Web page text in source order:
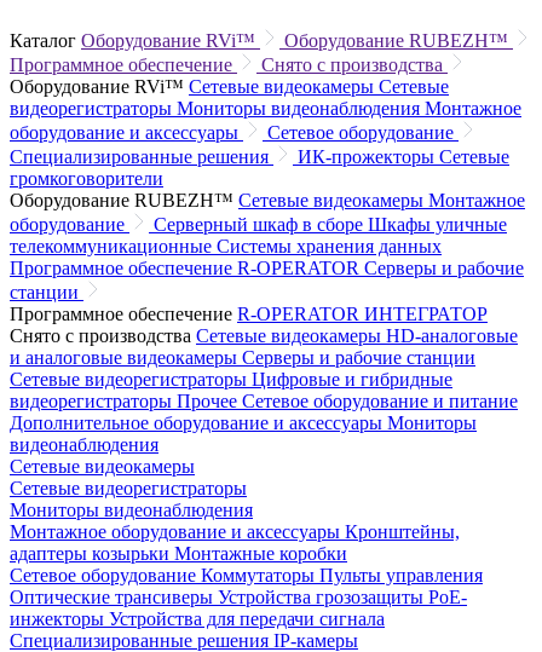
Каталог Оборудование RVi™
Оборудование RUBEZH™
Программное обеспечение
Снято с производства
Оборудование RVi™ Сетевые видеокамеры Сетевые
видеорегистраторы Мониторы видеонаблюдения Монтажное
оборудование и аксессуары
Сетевое оборудование
Специализированные решения
ИК-прожекторы Сетевые
громкоговорители
Оборудование RUBEZH™ Сетевые видеокамеры Монтажное
оборудование
Серверный шкаф в сборе Шкафы уличные
телекоммуникационные Системы хранения данных
Программное обеспечение R-OPERATOR Серверы и рабочие
станции
Программное обеспечение R-OPERATOR ИНТЕГРАТОР
Снято с производства Сетевые видеокамеры HD-аналоговые
и аналоговые видеокамеры Серверы и рабочие станции
Сетевые видеорегистраторы Цифровые и гибридные
видеорегистраторы Прочее Сетевое оборудование и питание
Дополнительное оборудование и аксессуары Мониторы
видеонаблюдения
Сетевые видеокамеры
Сетевые видеорегистраторы
Мониторы видеонаблюдения
Монтажное оборудование и аксессуары Кронштейны,
адаптеры козырьки Монтажные коробки
Сетевое оборудование Коммутаторы Пульты управления
Оптические трансиверы Устройства грозозащиты PoE-
инжекторы Устройства для передачи сигнала
Специализированные решения IP-камеры